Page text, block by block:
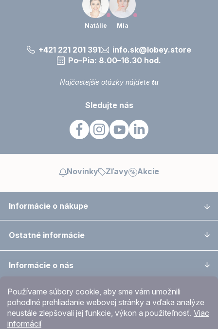
Používame súbory cookie, aby sme vám umožnili
pohodlné prehliadanie webovej stránky a vďaka analýze
neustále zlepšovali jej funkcie, výkon a použiteľnosť. Viac
informácií
Natálie Mia
+421 221 201 391
info.sk@lobey.store
Po–Pia: 8.00–16.30 hod.
Najčastejšie otázky nájdete tu
Sledujte nás
Novinky Zľavy Akcie
Informácie o nákupe
Ostatné informácie
Informácie o nás
Významná ocenění